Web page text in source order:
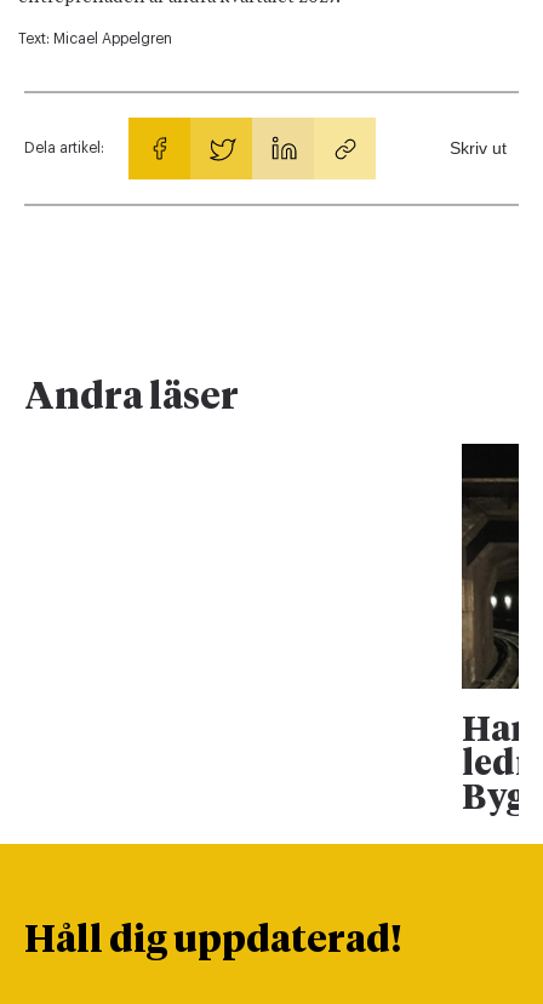
Text: Micael Appelgren
Dela artikel: Skriv ut
Andra läser
Han
Håll dig uppdaterad!